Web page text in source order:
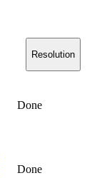
Resolution
Done
Done